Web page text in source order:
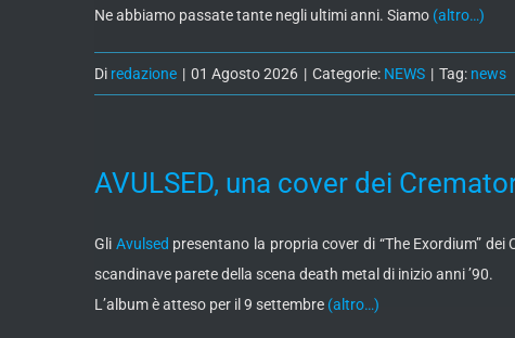
Ne abbiamo passate tante negli ultimi anni. Siamo (altro…)
Di redazione | 01 Agosto 2026 | Categorie: NEWS | Tag: news
AVULSED, una cover dei
Gli Avulsed presentano la propria cover di “The Exordium”
scandinave parete della scena death metal di inizio anni ’90.
L’album è atteso per il 9 settembre (altro…)